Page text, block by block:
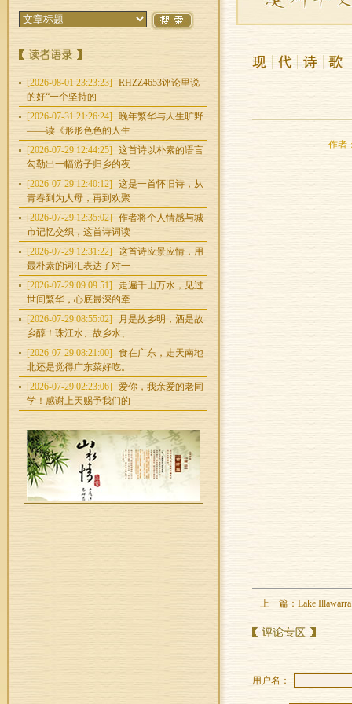
[2026-08-01 23:23:23]
RHZZ4653评论里说
的好“一个坚持的
[2026-07-31 21:26:24]
晚年繁华与人生旷野
——读《形形色色的人生
[2026-07-29 12:44:25]
这首诗以朴素的语言
勾勒出一幅游子归乡的夜
[2026-07-29 12:40:12]
这是一首怀旧诗，从
青春到为人母，再到欢聚
[2026-07-29 12:35:02]
作者将个人情感与城
市记忆交织，这首诗词读
[2026-07-29 12:31:22]
这首诗应景应情，用
最朴素的词汇表达了对一
[2026-07-29 09:09:51]
走遍千山万水，见过
世间繁华，心底最深的牵
[2026-07-29 08:55:02]
月是故乡明，酒是故
乡醇！珠江水、故乡水、
[2026-07-29 08:21:00]
食在广东，走天南地
北还是觉得广东菜好吃。
[2026-07-29 02:23:06]
爱你，我亲爱的老同
学！感谢上天赐予我们的
作者
上一篇： Lake
用户名：